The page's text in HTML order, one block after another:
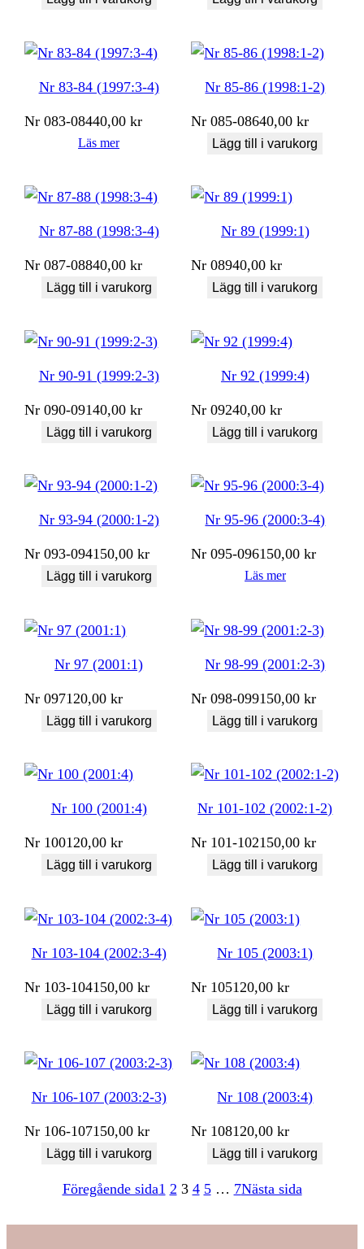
Nr 83-84 (1997:3-4)
Nr 083-08440,00kr
Läs mer
Nr 85-86 (1998:1-2)
Nr 085-08640,00kr
Lägg till i varukorg
Nr 87-88 (1998:3-4)
Nr 087-08840,00kr
Lägg till i varukorg
Nr 89 (1999:1)
Nr 08940,00kr
Lägg till i varukorg
Nr 90-91 (1999:2-3)
Nr 090-09140,00kr
Lägg till i varukorg
Nr 92 (1999:4)
Nr 09240,00kr
Lägg till i varukorg
Nr 93-94 (2000:1-2)
Nr 093-094150,00kr
Lägg till i varukorg
Nr 95-96 (2000:3-4)
Nr 095-096150,00kr
Läs mer
Nr 97 (2001:1)
Nr 097120,00kr
Lägg till i varukorg
Nr 98-99 (2001:2-3)
Nr 098-099150,00kr
Lägg till i varukorg
Nr 100 (2001:4)
Nr 100120,00kr
Lägg till i varukorg
Nr 101-102 (2002:1-2)
Nr 101-102150,00kr
Lägg till i varukorg
Nr 103-104 (2002:3-4)
Nr 103-104150,00kr
Lägg till i varukorg
Nr 105 (2003:1)
Nr 105120,00kr
Lägg till i varukorg
Nr 106-107 (2003:2-3)
Nr 106-107150,00kr
Lägg till i varukorg
Nr 108 (2003:4)
Nr 108120,00kr
Lägg till i varukorg
Föregående sida1 2 3 4 5 … 7Nästa sida